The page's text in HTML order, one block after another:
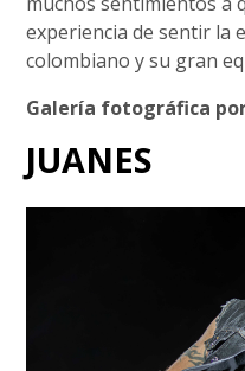
experiencia de sentir la
colombiano y su gran
Galería fotográfica
JUANES